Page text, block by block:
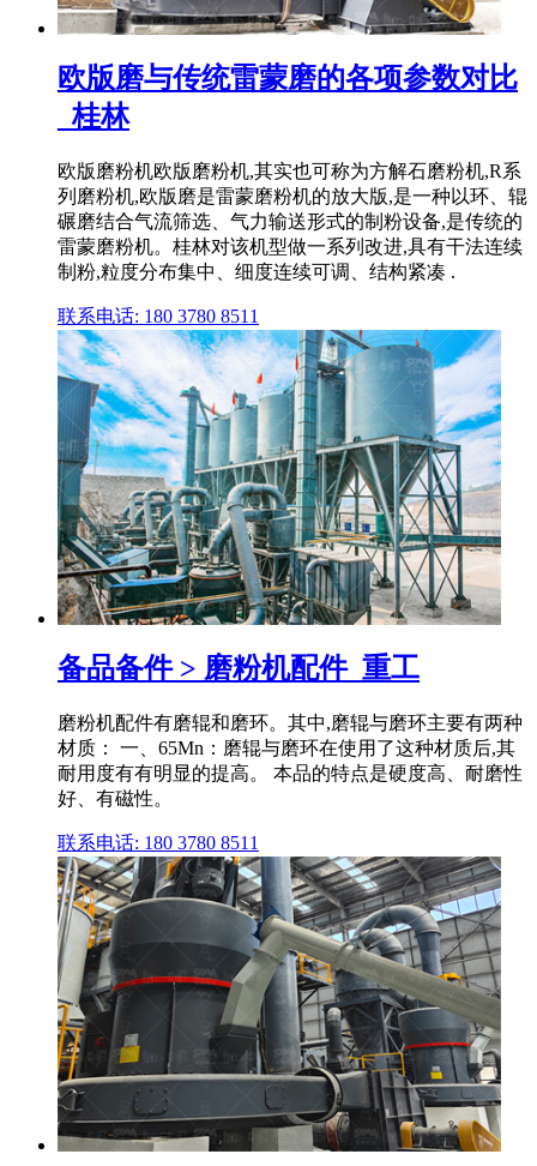
欧版磨与传统雷蒙磨的各项参数对比
_桂林
欧版磨粉机欧版磨粉机,其实也可称为方解石磨粉机,R系
列磨粉机,欧版磨是雷蒙磨粉机的放大版,是一种以环、辊
碾磨结合气流筛选、气力输送形式的制粉设备,是传统的
雷蒙磨粉机。桂林对该机型做一系列改进,具有干法连续
制粉,粒度分布集中、细度连续可调、结构紧凑 .
联系电话: 180 3780 8511
备品备件 > 磨粉机配件_重工
磨粉机配件有磨辊和磨环。其中,磨辊与磨环主要有两种
材质： 一、65Mn：磨辊与磨环在使用了这种材质后,其
耐用度有有明显的提高。 本品的特点是硬度高、耐磨性
好、有磁性。
联系电话: 180 3780 8511